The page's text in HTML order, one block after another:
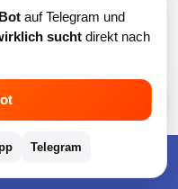
bis zu 50 % + 30
auf Telegram und
sucht direkt nach
Telegram